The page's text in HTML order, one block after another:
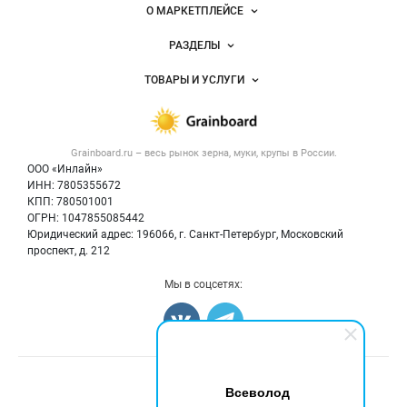
Всеволод
Важные разделы и контакты
Grainboard.ru – весь рынок зерна, муки, крупы в России.
ООО «Инлайн»
ИНН: 7805355672
КПП: 780501001
ОГРН: 1047855085442
Юридический адрес: 196066, г. Санкт-Петербург, Московский
проспект, д. 212
Навигация по сайтуО МАРКЕТПЛЕЙСЕ
Новости Grainboard.ru
Размещение рекламы
Публичная оферта
Контактная информация
Политика обработки персональных данных
РАЗДЕЛЫ
Объявления
Новости рынка
ТОВАРЫ И УСЛУГИ
Крупы
Мука
Мы в соцсетях:
Счетчики, авторское право, логотипы